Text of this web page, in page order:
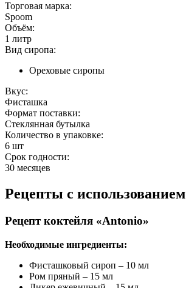
Торговая марка:
Spoom
Объём:
1 литр
Вид сиропа:
Ореховые сиропы
Вкус:
Фисташка
Формат поставки:
Стеклянная бутылка
Количество в упаковке:
6 шт
Срок годности:
30 месяцев
Рецепты с использованием
Рецепт коктейля «Antonio»
Необходимые ингредиенты:
Фисташковый сироп – 10 мл
Ром пряный – 15 мл